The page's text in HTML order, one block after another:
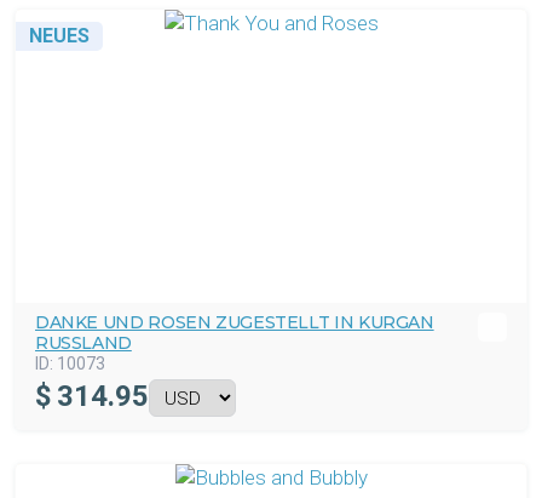
NEUES
DANKE UND ROSEN ZUGESTELLT IN KURGAN
RUSSLAND
ID: 10073
$ 314.95